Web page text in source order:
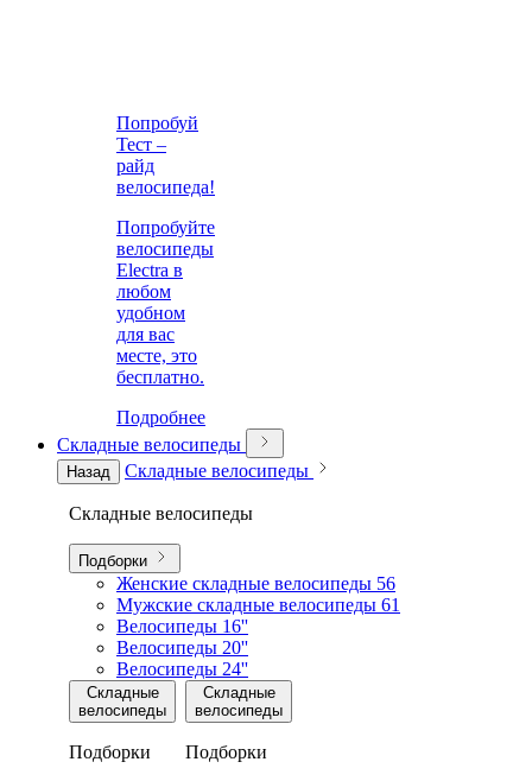
Попробуй
Тест –
райд
велосипеда!
Попробуйте
велосипеды
Electra в
любом
удобном
для вас
месте, это
бесплатно.
Подробнее
Складные велосипеды
Назад Складные велосипеды
Складные велосипеды
Подборки
Женские складные велосипеды 56
Мужские складные велосипеды 61
Велосипеды 16''
Велосипеды 20''
Велосипеды 24''
Складные
велосипеды
Подборки
Складные
велосипеды
Подборки